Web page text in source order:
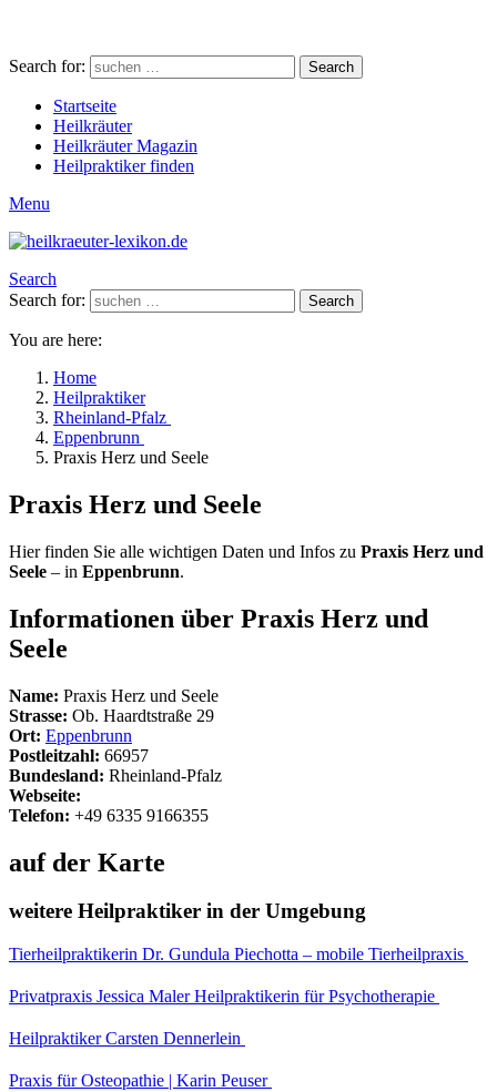
Search for: Search
Startseite
Heilkräuter
Heilkräuter Magazin
Heilpraktiker finden
Menu
Search
Search for:
Search
You are here:
Home
Heilpraktiker
Rheinland-Pfalz
Eppenbrunn
Praxis Herz und Seele
Praxis Herz und Seele
Hier finden Sie alle wichtigen Daten und Infos zu Praxis Herz und
Seele – in Eppenbrunn.
Informationen über Praxis Herz und
Seele
Name: Praxis Herz und Seele
Strasse: Ob. Haardtstraße 29
Ort: Eppenbrunn
Postleitzahl: 66957
Bundesland: Rheinland-Pfalz
Webseite:
Telefon: +49 6335 9166355
auf der Karte
weitere Heilpraktiker in der Umgebung
Tierheilpraktikerin Dr. Gundula Piechotta – mobile Tierheilpraxis
Privatpraxis Jessica Maler Heilpraktikerin für Psychotherapie
Heilpraktiker Carsten Dennerlein
Praxis für Osteopathie | Karin Peuser